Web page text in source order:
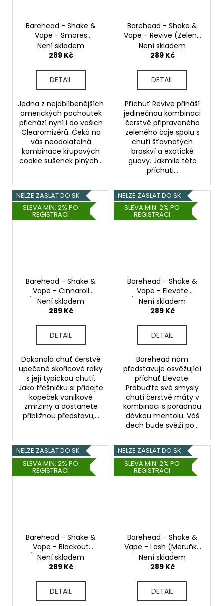
Barehead - Shake &
Vape - Smores
(Cookies s
marshmallow a
Není skladem
289 Kč
DETAIL
Jedna z nejoblíbenějších
amerických pochoutek
přichází nyní i do vašich
Clearomizérů. Čeká na
vás neodolatelná
kombinace křupavých
cookie sušenek plných...
Barehead - Shake &
Vape - Revive (Zelený
čaj s broskví a
guavou) - 20ml
Není skladem
289 Kč
DETAIL
Příchuť Revive přináší
jedinečnou kombinaci
čerstvě připraveného
zeleného čaje spolu s
chutí šťavnatých
broskví a exotické
guavy. Jakmile této
příchuti...
NELZE ZASLAT DO SK
SLEVA MIN. 2% PO
REGISTRACI
Barehead - Shake &
Vape - Cinnaroll
(Skořicová rolka se
zmrzlinou) - 20ml
Není skladem
289 Kč
DETAIL
Dokonalá chuť čerstvě
upečené skořicové rolky
s její typickou chutí.
Jako třešničku si přidejte
kopeček vanilkové
zmrzliny a dostanete
přibližnou představu,...
NELZE ZASLAT DO SK
SLEVA MIN. 2% PO
REGISTRACI
Barehead - Shake &
Vape - Elevate
(Mentol a máta) -
20ml
Není skladem
289 Kč
DETAIL
Barehead nám
představuje osvěžující
příchuť Elevate.
Probuďte své smysly
chutí čerstvé máty v
kombinaci s pořádnou
dávkou mentolu. Váš
dech bude svěží po...
NELZE ZASLAT DO SK
SLEVA MIN. 2% PO
REGISTRACI
Barehead - Shake &
Vape - Blackout
(Chladivý červený
pomeranč) - 20ml
Není skladem
289 Kč
DETAIL
NELZE ZASLAT DO SK
SLEVA MIN. 2% PO
REGISTRACI
Barehead - Shake &
Vape - Lash (Meruňky
se smetanou) - 20ml
Není skladem
289 Kč
DETAIL